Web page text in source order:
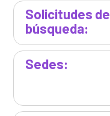
Solicitudes de
búsqueda:
Sedes: